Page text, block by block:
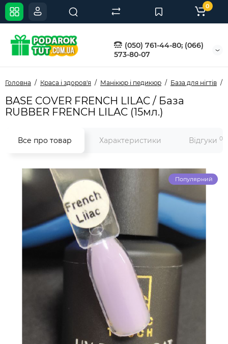
(050) 761-44-80; (066)
573-80-07
0
Головна Краса і здоров'я Манікюр і педикюр База для нігтів
BASE COVER FRENCH LILAC / База
RUBBER FRENCH LILAC (15мл.)
Все про товар Характеристики Відгуки 0
Популярний